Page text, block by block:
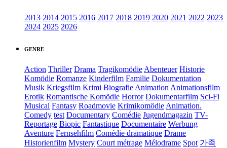
2013 2014 2015 2016 2017 2018 2019 2020 2021 2022 2023
2024 2025 2026
GENRE
Action Thriller Drama Tragikomödie Abenteuer Historie
Komödie Romanze Kinderfilm Familie Dokumentation
Musik Kriegsfilm Krimi Biografie Animation Animationsfilm
Erotik Romantische Komödie Horror Dokumentarfilm Sci-Fi
Musical Fantasy Roadmovie Krimikomödie Animation.
Comedy test Documentary Comédie Jugendmagazin TV-
Reportage Biopic Fantastique Documentaire Werbung
Aventure Fernsehfilm Comédie dramatique Drame
Historienfilm Mystery Court métrage Mélodrame Spot 가족